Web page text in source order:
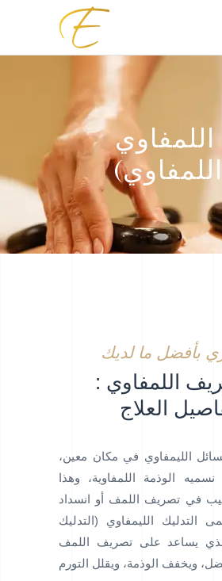
بأفضل ما لديك
اللمفاوي :
العلاج
الليمفاوي في مكان معين،
الوذمة اللمفاوية، وهذا
في تصريف اللمف أو انسداد
التدليك الليمفاوي (التدليك
يساعد على تصريف اللمف